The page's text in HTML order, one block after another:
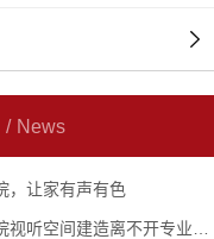
News
，让家有声有色
听空间建造离不开专业设计